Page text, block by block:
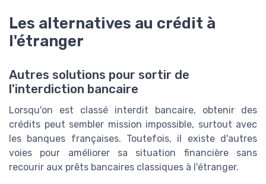
Les alternatives au crédit à
l'étranger
Autres solutions pour sortir de
l'interdiction bancaire
Lorsqu'on est classé interdit bancaire, obtenir des
crédits peut sembler mission impossible, surtout avec
les banques françaises. Toutefois, il existe d'autres
voies pour améliorer sa situation financière sans
recourir aux prêts bancaires classiques à l'étranger.